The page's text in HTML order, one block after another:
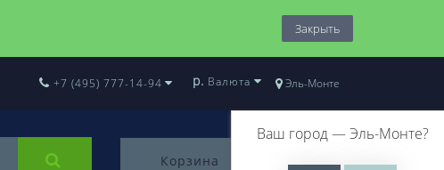
Закрыть
Эль-Монте
Ваш город —Эль-Монте?
+7 (495) 777-14-94 р. Валюта
Корзина 0